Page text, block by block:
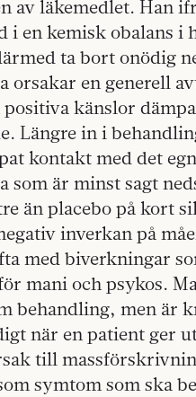
av läkemedlet. Han
i en kemisk obalans i
ta bort onödig
orsakar en generell
känslor
Längre in i
kontakt med det
är minst sagt
än placebo på kort
inverkan på
med biverkningar
mani och psykos.
behandling, men är
när en patient ger
till
symtom som ska